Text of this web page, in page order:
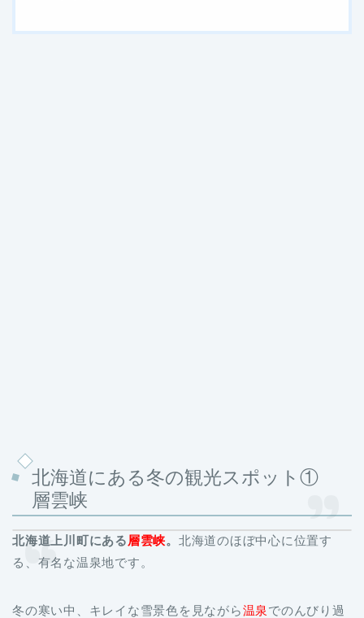
北海道にある冬の観光スポット①
層雲峡
北海道上川町にある層雲峡。 北海道のほぼ中心に位置す
る、有名な温泉地です。
冬の寒い中、キレイな雪景色を見ながら温泉 でのんびり過